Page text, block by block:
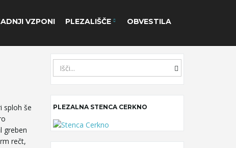
VZPONI PLEZALIŠČE OBVESTILA
sploh še
greben
rečt,
e
a
r
c
h
k
e
PLEZALNA STENCA CERKNO